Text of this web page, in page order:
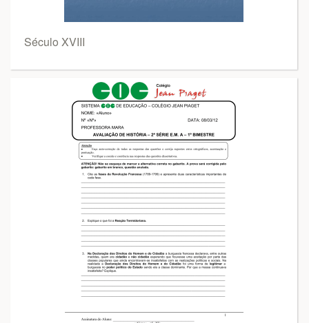
Século XVIII